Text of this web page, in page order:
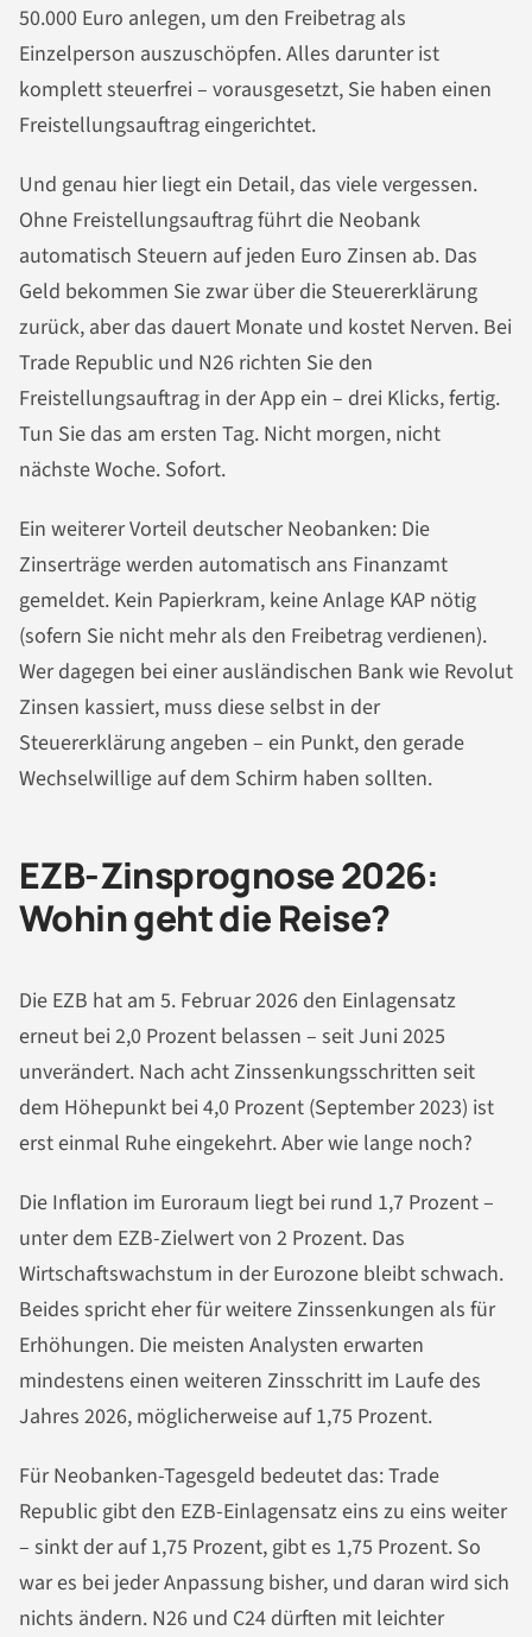
50.000 Euro anlegen, um den Freibetrag als
Einzelperson auszuschöpfen. Alles darunter ist
komplett steuerfrei – vorausgesetzt, Sie haben einen
Freistellungsauftrag eingerichtet.
Und genau hier liegt ein Detail, das viele vergessen.
Ohne Freistellungsauftrag führt die Neobank
automatisch Steuern auf jeden Euro Zinsen ab. Das
Geld bekommen Sie zwar über die Steuererklärung
zurück, aber das dauert Monate und kostet Nerven. Bei
Trade Republic und N26 richten Sie den
Freistellungsauftrag in der App ein – drei Klicks, fertig.
Tun Sie das am ersten Tag. Nicht morgen, nicht
nächste Woche. Sofort.
Ein weiterer Vorteil deutscher Neobanken: Die
Zinserträge werden automatisch ans Finanzamt
gemeldet. Kein Papierkram, keine Anlage KAP nötig
(sofern Sie nicht mehr als den Freibetrag verdienen).
Wer dagegen bei einer ausländischen Bank wie Revolut
Zinsen kassiert, muss diese selbst in der
Steuererklärung angeben – ein Punkt, den gerade
Wechselwillige auf dem Schirm haben sollten.
EZB-Zinsprognose 2026:
Wohin geht die Reise?
Die EZB hat am 5. Februar 2026 den Einlagensatz
erneut bei 2,0 Prozent belassen – seit Juni 2025
unverändert. Nach acht Zinssenkungsschritten seit
dem Höhepunkt bei 4,0 Prozent (September 2023) ist
erst einmal Ruhe eingekehrt. Aber wie lange noch?
Die Inflation im Euroraum liegt bei rund 1,7 Prozent –
unter dem EZB-Zielwert von 2 Prozent. Das
Wirtschaftswachstum in der Eurozone bleibt schwach.
Beides spricht eher für weitere Zinssenkungen als für
Erhöhungen. Die meisten Analysten erwarten
mindestens einen weiteren Zinsschritt im Laufe des
Jahres 2026, möglicherweise auf 1,75 Prozent.
Für Neobanken-Tagesgeld bedeutet das: Trade
Republic gibt den EZB-Einlagensatz eins zu eins weiter
– sinkt der auf 1,75 Prozent, gibt es 1,75 Prozent. So
war es bei jeder Anpassung bisher, und daran wird sich
nichts ändern. N26 und C24 dürften mit leichter